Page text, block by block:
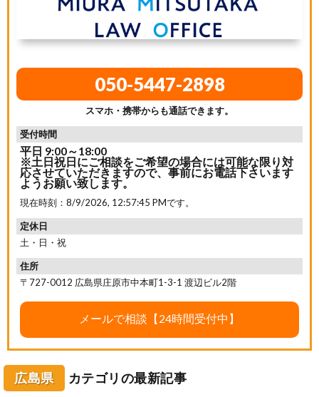
050-5447-2898
スマホ・携帯からも通話できます。
受付時間
平日 9:00～18:00
※土日祝日にご相談をご希望の場合には可能な限り対
応させていただきますので、事前にお電話下さいます
ようお願い致します。
現在時刻： 8/9/2026, 12:57:47 PMです。
定休日
土・日・祝
住所
〒727-0012 広島県庄原市中本町1-3-1 渡辺ビル2階
広島県 カテゴリの最新記事